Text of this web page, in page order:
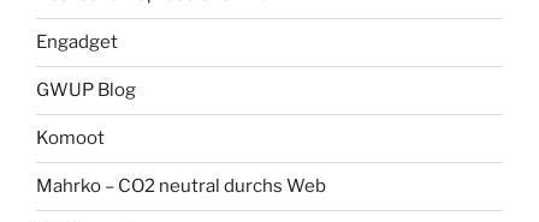
Engadget
GWUP Blog
Komoot
Mahrko – CO2 neutral durchs Web